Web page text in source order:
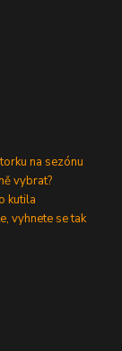
na sezónu
vybrat?
kutila
vyhnete se tak